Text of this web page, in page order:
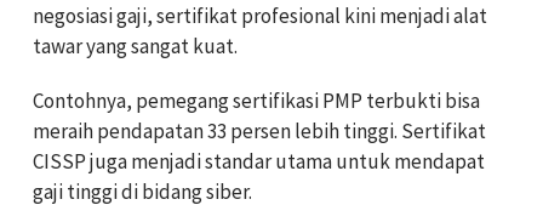
negosiasi gaji, sertifikat profesional kini menjadi alat
tawar yang sangat kuat.
Contohnya, pemegang sertifikasi PMP terbukti bisa
meraih pendapatan 33 persen lebih tinggi. Sertifikat
CISSP juga menjadi standar utama untuk mendapat
gaji tinggi di bidang siber.